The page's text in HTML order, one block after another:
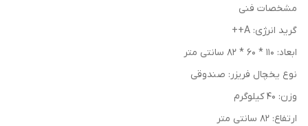
مشخصات فنی
گرید انرژی: A++
ابعاد: 110 * ۶۰ * ۸۲ سانتی‌ متر
نوع یخچال فریزر: صندوقی
وزن: 40 کیلوگرم
ارتفاع: ۸۲ سانتی‌ متر